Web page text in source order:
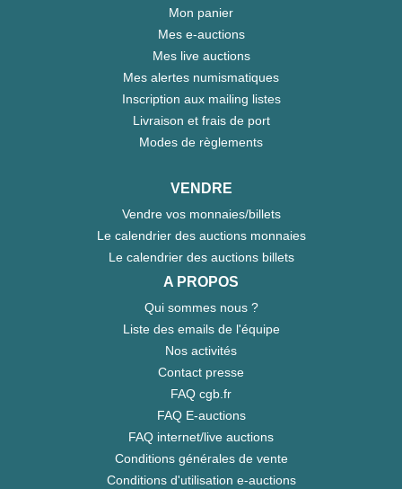
Mon panier
Mes e-auctions
Mes live auctions
Mes alertes numismatiques
Inscription aux mailing listes
Livraison et frais de port
Modes de règlements
VENDRE
Vendre vos monnaies/billets
Le calendrier des auctions monnaies
Le calendrier des auctions billets
A PROPOS
Qui sommes nous ?
Liste des emails de l'équipe
Nos activités
Contact presse
FAQ cgb.fr
FAQ E-auctions
FAQ internet/live auctions
Conditions générales de vente
Conditions d'utilisation e-auctions